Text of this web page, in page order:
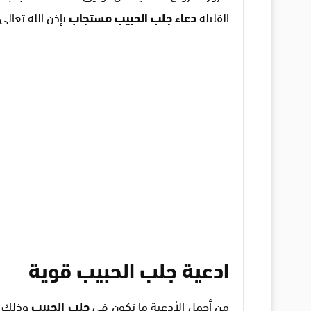
القليلةدعاء جلب الحبيب مستجاببإذن الله
ادعية جلب الحبيب قوية
من أجمل الأدعية ما تكون فىجلب الحبيبوذلك